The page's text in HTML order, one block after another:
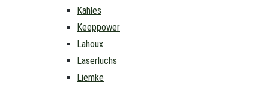
Kahles
Keeppower
Lahoux
Laserluchs
Liemke